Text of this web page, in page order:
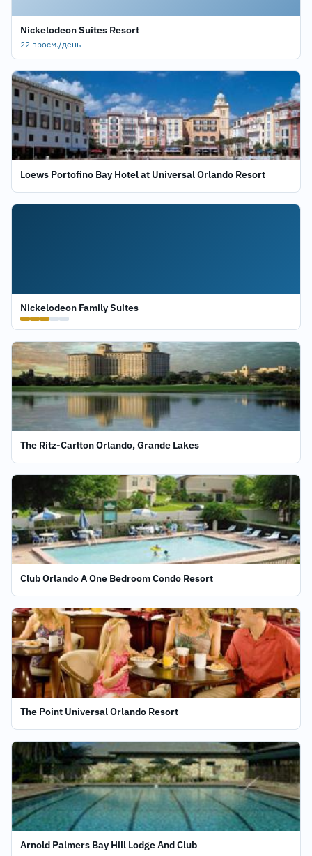
Nickelodeon Suites Resort
22 просм./день
Loews Portofino Bay Hotel at Universal Orlando Resort
Nickelodeon Family Suites
The Ritz-Carlton Orlando, Grande Lakes
Club Orlando A One Bedroom Condo Resort
The Point Universal Orlando Resort
Arnold Palmers Bay Hill Lodge And Club